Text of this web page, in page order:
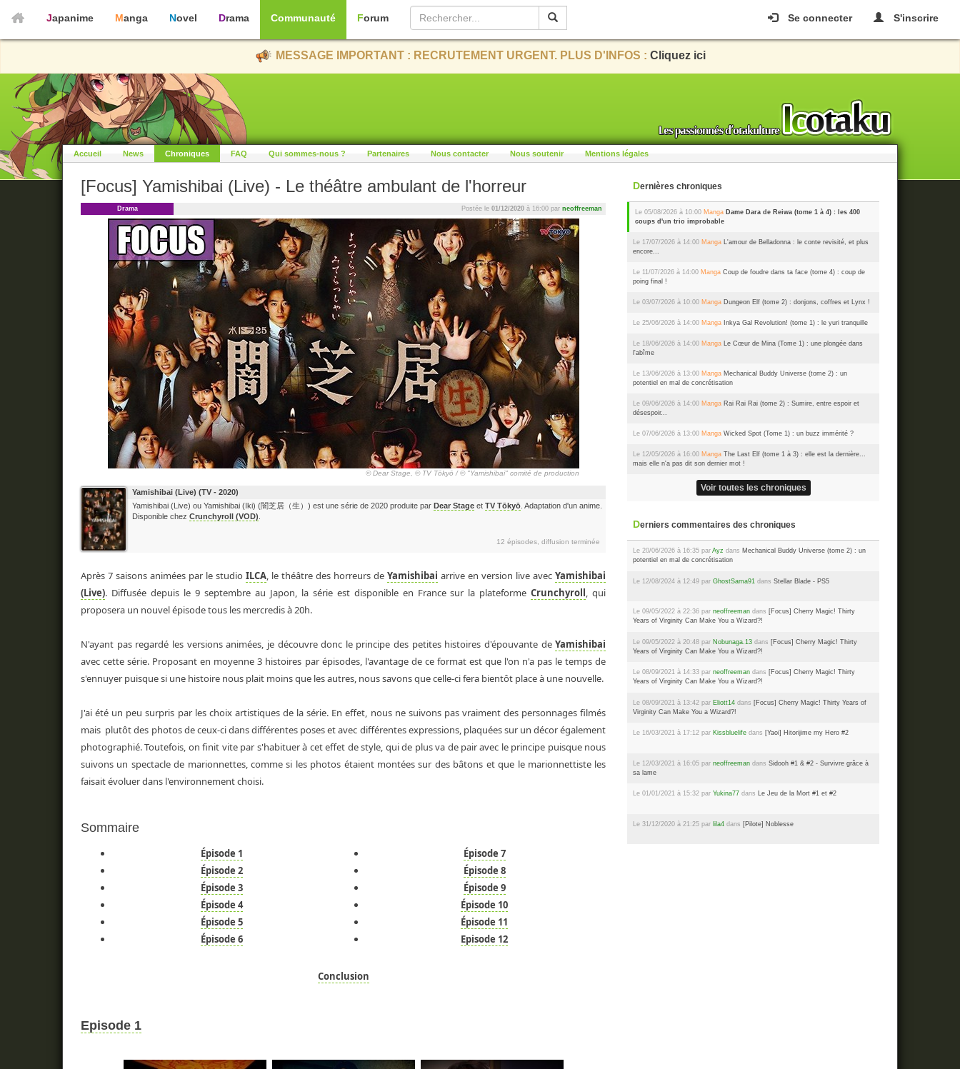
Se connecter S'inscrire
Japanime Manga Novel Drama Communauté Forum
MESSAGE IMPORTANT : RECRUTEMENT URGENT. PLUS D'INFOS : Cliquez ici
Accueil News Chroniques FAQ Qui sommes-nous ? Partenaires Nous contacter Nous soutenir Mentions légales
[Focus] Yamishibai (Live) - Le théâtre ambulant de l'horreur
Drama Postée le01/12/2020 à 16:00 parneoffreeman
© Dear Stage, © TV Tōkyō / © "Yamishibai" comité de production
Yamishibai (Live) (TV - 2020)
Yamishibai (Live) ou Yamishibai (Iki) (闇芝居（生）) est une série de 2020 produite par Dear Stage et TV Tōkyō . Adaptation d'un anime.
Disponible chez Crunchyroll (VOD)
12 épisodes, diffusion terminée
Après 7 saisons animées par le studioILCA, le théâtre des horreurs deYamishibai arrive en version live avecYamishibai
(Live). Diffusée depuis le 9 septembre au Japon, la série est disponible en France sur la plateformeCrunchyroll, qui
proposera un nouvel épisode tous les mercredis à 20h.
N'ayant pas regardé les versions animées, je découvre donc le principe des petites histoires d'épouvante deYamishibai
avec cette série. Proposant en moyenne 3 histoires par épisodes, l'avantage de ce format est que l'on n'a pas le temps de
s'ennuyer puisque si une histoire nous plait moins que les autres, nous savons que celle-ci fera bientôt place à une nouvelle.
J'ai été un peu surpris par les choix artistiques de la série. En effet, nous ne suivons pas vraiment des personnages filmés
mais plutôt des photos de ceux-ci dans différentes poses et avec différentes expressions, plaquées sur un décor également
photographié. Toutefois, on finit vite par s'habituer à cet effet de style, qui de plus va de pair avec le principe puisque nous
suivons un spectacle de marionnettes, comme si les photos étaient montées sur des bâtons et que le marionnettiste les
faisait évoluer dans l'environnement choisi.
Sommaire
Épisode 1
Épisode 2
Épisode 3
Épisode 4
Épisode 5
Épisode 6
Épisode 7
Épisode 8
Épisode 9
Épisode 10
Épisode 11
Episode 12
Conclusion
Episode 1
Dernières chroniques
Le 05/08/2026 à 10:00 Manga Dame Dara de Reiwa (tome 1 à 4) : les 400
coups d'un trio improbable
Le 17/07/2026 à 14:00 Manga L'amour de Belladonna : le conte revisité, et plus
encore...
Le 11/07/2026 à 14:00 Manga Coup de foudre dans ta face (tome 4) : coup de
poing final !
Le 03/07/2026 à 10:00 Manga Dungeon Elf (tome 2) : donjons, coffres et Lynx !
Le 25/06/2026 à 14:00 Manga Inkya Gal Revolution! (tome 1) : le yuri tranquille
Le 18/06/2026 à 14:00 Manga Le Cœur de Mina (Tome 1) : une plongée dans
l'abîme
Le 13/06/2026 à 13:00 Manga Mechanical Buddy Universe (tome 2) : un
potentiel en mal de concrétisation
Le 09/06/2026 à 14:00 Manga Rai Rai Rai (tome 2) : Sumire, entre espoir et
désespoir...
Le 07/06/2026 à 13:00 Manga Wicked Spot (Tome 1) : un buzz immérité ?
Le 12/05/2026 à 16:00 Manga The Last Elf (tome 1 à 3) : elle est la dernière...
mais elle n'a pas dit son dernier mot !
Voir toutes les chroniques
Derniers commentaires des chroniques
Le 20/06/2026 à 16:35 parAyz dans Mechanical Buddy Universe (tome 2) : un
potentiel en mal de concrétisation
Le 12/08/2024 à 12:49 parGhostSama91 dansStellar Blade - PS5
Le 09/05/2022 à 22:36 parneoffreeman dans [Focus] Cherry Magic! Thirty
Years of Virginity Can Make You a Wizard?!
Le 09/05/2022 à 20:48 par Nobunaga.13 dans [Focus] Cherry Magic! Thirty
Years of Virginity Can Make You a Wizard?!
Le 08/09/2021 à 14:33 parneoffreeman dans [Focus] Cherry Magic! Thirty
Years of Virginity Can Make You a Wizard?!
Le 08/09/2021 à 13:42 par Eliott14 dans [Focus] Cherry Magic! Thirty Years of
Virginity Can Make You a Wizard?!
Le 16/03/2021 à 17:12 par Kissbluelife dans [Yaoi] Hitorijime my Hero #2
Le 12/03/2021 à 16:05 parneoffreeman dansSidooh #1 & #2 - Survivre grâce à
sa lame
Le 01/01/2021 à 15:32 parYukina77 dans Le Jeu de la Mort #1 et #2
Le 31/12/2020 à 21:25 par lila4 dans [Pilote] Noblesse